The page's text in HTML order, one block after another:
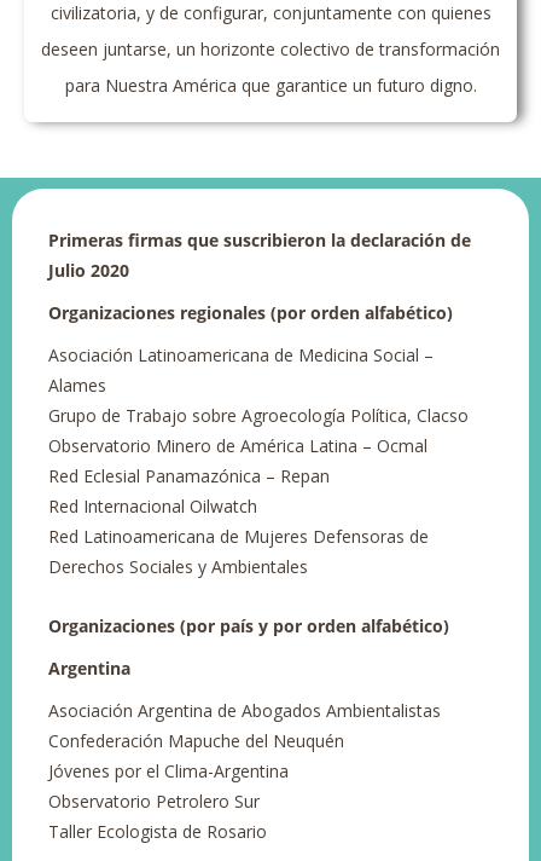
civilizatoria, y de configurar, conjuntamente con quienes
deseen juntarse, un horizonte colectivo de transformación
para Nuestra América que garantice un futuro digno.
Primeras firmas que suscribieron la declaración de
Julio 2020
Organizaciones regionales (por orden alfabético)
Asociación Latinoamericana de Medicina Social –
Alames
Grupo de Trabajo sobre Agroecología Política, Clacso
Observatorio Minero de América Latina – Ocmal
Red Eclesial Panamazónica – Repan
Red Internacional Oilwatch
Red Latinoamericana de Mujeres Defensoras de
Derechos Sociales y Ambientales
Organizaciones (por país y por orden alfabético)
Argentina
Asociación Argentina de Abogados Ambientalistas
Confederación Mapuche del Neuquén
Jóvenes por el Clima-Argentina
Observatorio Petrolero Sur
Taller Ecologista de Rosario